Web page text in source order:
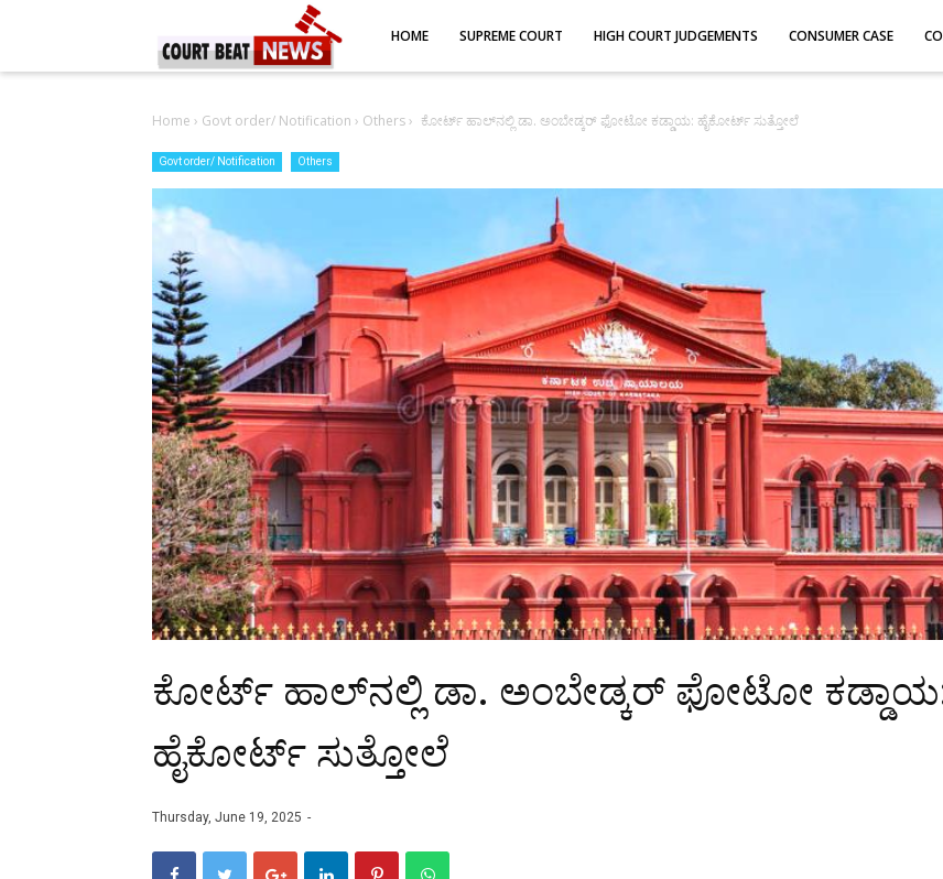
HOME SUPREME COURT HIGH COURT JUDGEMENTS CONSUMER CASE
Home › Govt order/ Notification › Others› ಕೋರ್ಟ್ ಹಾಲ್‌ನಲ್ಲಿ ಡಾ. ಅಂಬೇಡ್ಕರ್ ಫೋಟೋ ಕಡ್ಡಾಯ: ಹೈಕೋರ್ಟ್ ಸುತ್ತೋಲೆ
Govt order/ Notification Others
ಕೋರ್ಟ್ ಹಾಲ್‌ನಲ್ಲಿ ಡಾ. ಅಂಬೇಡ್ಕರ್ ಫೋಟೋ
ಹೈಕೋರ್ಟ್ ಸುತ್ತೋಲೆ
Thursday, June 19, 2025